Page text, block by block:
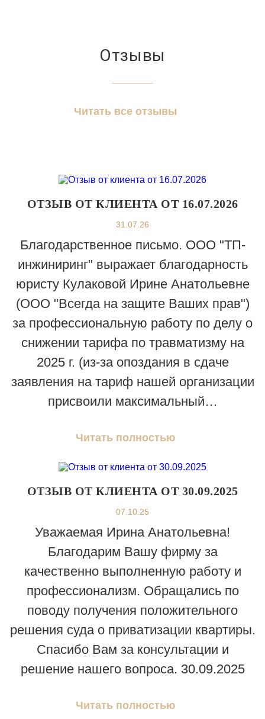
Отзывы
Читать все отзывы
ОТЗЫВ ОТ КЛИЕНТА ОТ 16.07.2026
31.07.26
Благодарственное письмо. ООО "ТП-
инжиниринг" выражает благодарность
юристу Кулаковой Ирине Анатольевне
(ООО "Всегда на защите Ваших прав")
за профессиональную работу по делу о
снижении тарифа по травматизму на
2025 г. (из-за опоздания в сдаче
заявления на тариф нашей организации
присвоили максимальный…
Читать полностью
ОТЗЫВ ОТ КЛИЕНТА ОТ 30.09.2025
07.10.25
Уважаемая Ирина Анатольевна!
Благодарим Вашу фирму за
качественно выполненную работу и
профессионализм. Обращались по
поводу получения положительного
решения суда о приватизации квартиры.
Спасибо Вам за консультации и
решение нашего вопроса. 30.09.2025
Читать полностью